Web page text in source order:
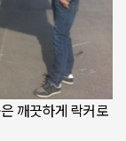
깨끗하게 락커로